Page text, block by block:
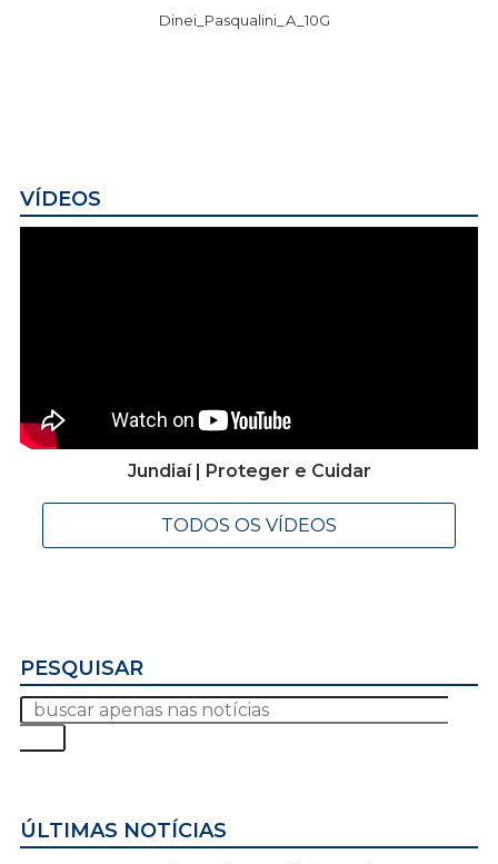
Dinei_Pasqualini_A_10G
VÍDEOS
Jundiaí | Proteger e Cuidar
TODOS OS VÍDEOS
PESQUISAR
ÚLTIMAS NOTÍCIAS